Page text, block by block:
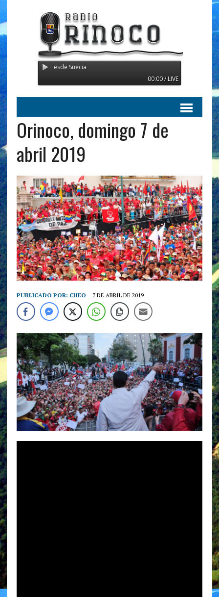
desde Suecia
00:00 / LIVE
Orinoco, domingo 7 de
abril 2019
PUBLICADO POR: CHEO 7 DE ABRIL DE 2019